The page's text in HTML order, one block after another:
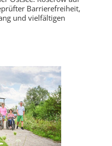
Barrierefreiheit,
und vielfältigen